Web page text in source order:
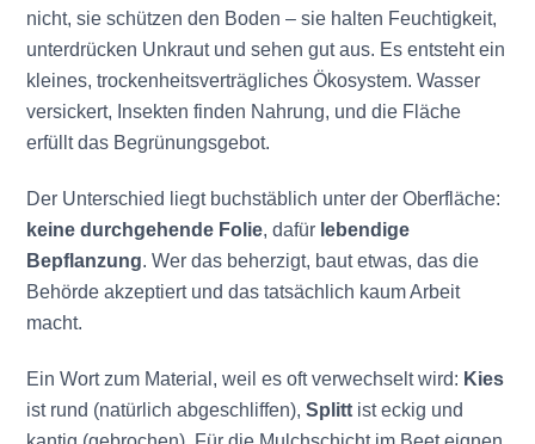
nicht, sie schützen den Boden – sie halten Feuchtigkeit,
unterdrücken Unkraut und sehen gut aus. Es entsteht ein
kleines, trockenheitsverträgliches Ökosystem. Wasser
versickert, Insekten finden Nahrung, und die Fläche
erfüllt das Begrünungsgebot.
Der Unterschied liegt buchstäblich unter der Oberfläche:
keine durchgehende Folie, dafür lebendige
Bepflanzung. Wer das beherzigt, baut etwas, das die
Behörde akzeptiert und das tatsächlich kaum Arbeit
macht.
Ein Wort zum Material, weil es oft verwechselt wird: Kies
ist rund (natürlich abgeschliffen),Splitt ist eckig und